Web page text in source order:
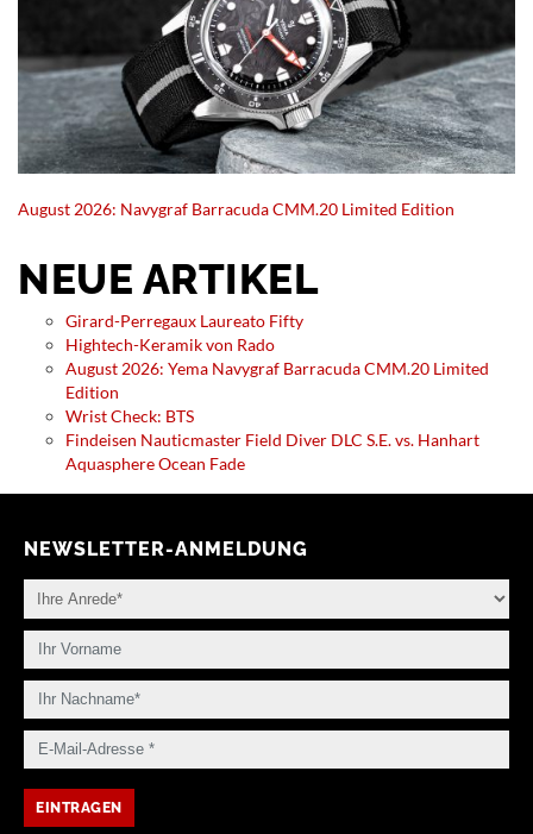
August 2026: Navygraf Barracuda CMM.20 Limited Edition
NEUE ARTIKEL
Girard-Perregaux Laureato Fifty
Hightech-Keramik von Rado
August 2026: Yema Navygraf Barracuda CMM.20 Limited
Edition
Wrist Check: BTS
Findeisen Nauticmaster Field Diver DLC S.E. vs. Hanhart
Aquasphere Ocean Fade
NEWSLETTER-ANMELDUNG